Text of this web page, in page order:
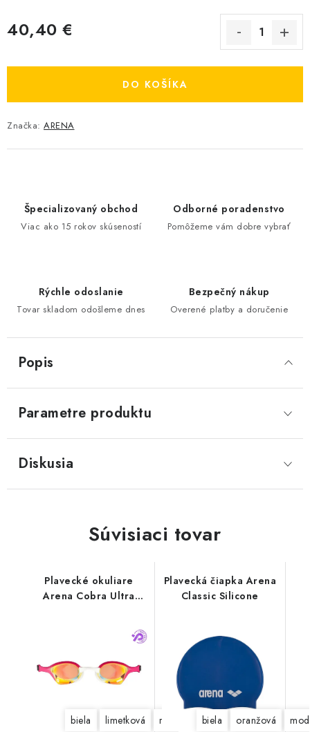
40,40 €
DO KOŠÍKA
Značka: ARENA
Špecializovaný obchod
Viac ako 15 rokov skúseností
Odborné poradenstvo
Pomôžeme vám dobre vybrať
Rýchle odoslanie
Tovar skladom odošleme dnes
Bezpečný nákup
Overené platby a doručenie
Popis
Parametre produktu
Diskusia
Súvisiaci tovar
Plavecké okuliare
Arena Cobra Ultra
biela limetková ružová čierna čierno-modrá
Plavecká čiapka Arena
Classic Silicone
biela oranžová